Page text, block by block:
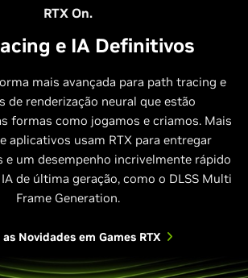
RTX On.
e IA Definitivos
mais avançada para path tracing e
de renderização neural que estão
formas como jogamos e criamos. Mais
aplicativos usam RTX para entregar
e um desempenho incrivelmente rápido
de última geração, como o DLSS Multi
Frame Generation.
Novidades em Games RTX